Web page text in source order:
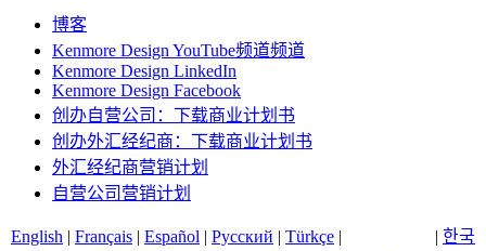
博客
Kenmore Design YouTube频道频道
Kenmore Design LinkedIn
Kenmore Design Facebook
创办自营公司：下载商业计划书
创办外汇经纪商：下载商业计划书
外汇经纪商营销计划
自营公司营销计划
English | Français | Español | Русский | Türkçe | | 한국